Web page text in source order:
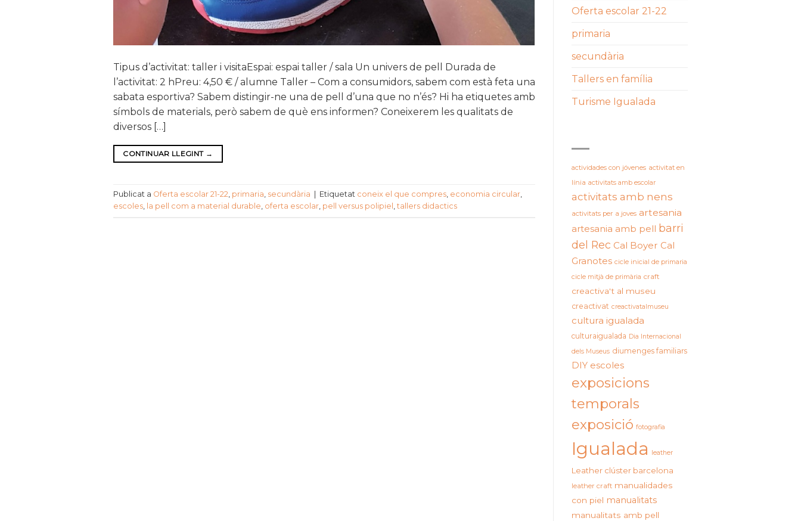
Tipus d’activitat: taller i visitaEspai: espai taller / sala Un univers de pell Durada de
l’activitat: 2 hPreu: 4,50 € / alumne Taller – Com a consumidors, sabem com està feta una
sabata esportiva? Sabem distingir-ne una de pell d’una que no n’és? Hi ha etiquetes amb
símbols de materials, però sabem de què ens informen? Coneixerem les qualitats de
diversos […]
CONTINUAR LLEGINT →
Publicat a Oferta escolar 21-22, primaria, secundària Etiquetat coneix el que compres, economia circular,
escoles, la pell com a material durable, oferta escolar, pell versus polipiel , tallers didactics
Oferta escolar 21-22
primaria
secundària
Tallers en família
Turisme Igualada
actividades con jóvenes activitat en
línia activitats amb escolar
activitats amb nens
activitats per a joves artesania
artesania amb pell barri
del Rec Cal Boyer Cal
Granotes cicle inicial de primaria
cicle mitjà de primària craft
creactiva't al museu
creactivat creactivatalmuseu
cultura igualada
culturaigualada Dia Internacional
dels Museus diumenges familiars
DIY escoles
exposicions
temporals
exposició fotografia
Igualada leather
Leather clúster barcelona
leather craft manualidades
con piel manualitats
manualitats amb pell